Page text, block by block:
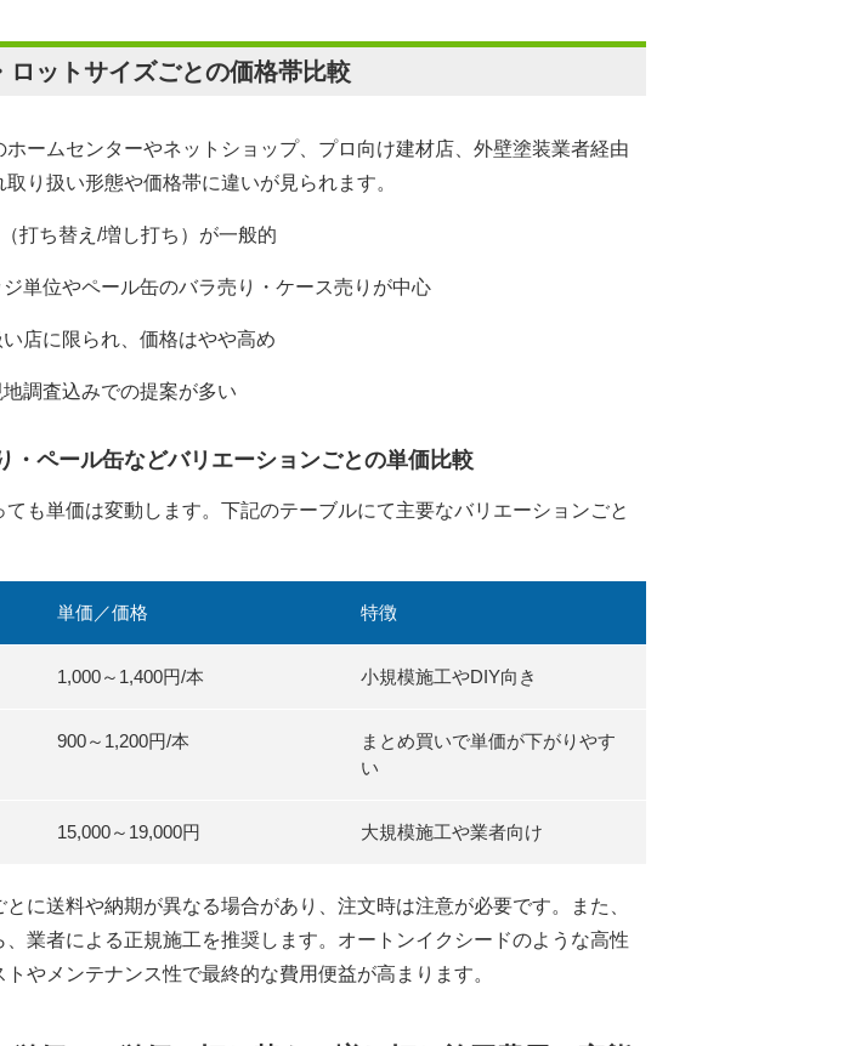
ロットサイズごとの価格帯比較
ームセンターやネットショップ、プロ向け建材店、外壁塗装業者経由
り扱い形態や価格帯に違いが見られます。
打ち替え/増し打ち）が一般的
単位やペール缶のバラ売り・ケース売りが中心
店に限られ、価格はやや高め
調査込みでの提案が多い
・ペール缶などバリエーションごとの単価比較
も単価は変動します。下記のテーブルにて主要なバリエーションごと
単価／価格 特徴
1,000～1,400円/本 小規模施工やDIY向き
900～1,200円/本
まとめ買いで単価が下がりやす
い
15,000～19,000円 大規模施工や業者向け
に送料や納期が異なる場合があり、注文時は注意が必要です。また、
業者による正規施工を推奨します。オートンイクシードのような高性
やメンテナンス性で最終的な費用便益が高まります。